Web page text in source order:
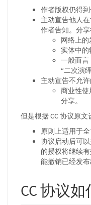
作者版权仍得到
主动宣告他人
作者告知。分享
网络上的
实体中的
一般而言
“二次演
主动宣告不允
商业性使
分享。
但是根据 CC 协议原文
原则上适用于全
协议启动后可
的授权将继续
能撤销已经发布
CC 协议